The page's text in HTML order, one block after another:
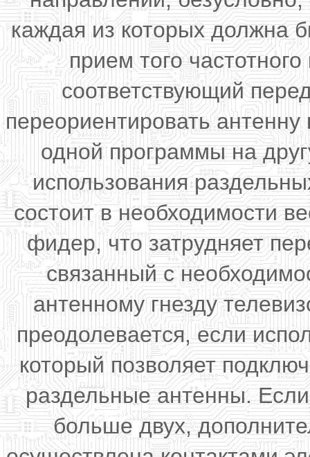
каждая из которых должна
прием того
соответствующий
переориентировать
одной программы на
использования
состоит в необходимости
фидер, что затрудняет
связанный с
антенному гнезду
преодолевается, если
который позволяет
раздельные антенны.
больше двух,